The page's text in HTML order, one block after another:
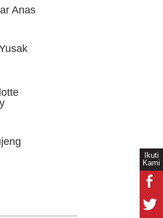
Ikuti
Kami
Anas